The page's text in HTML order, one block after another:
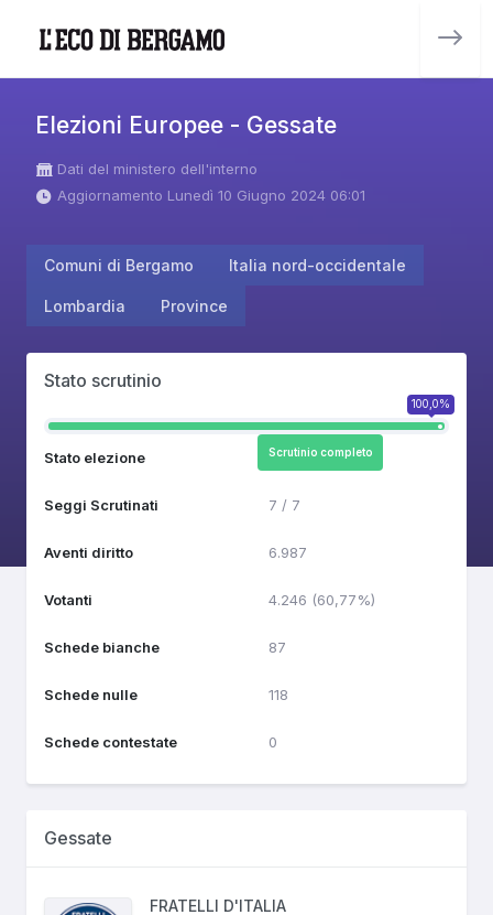
Elezioni Europee - Gessate
Dati del ministero dell'interno
Aggiornamento Lunedì 10 Giugno 2024 06:01
Comuni di Bergamo Italia nord-occidentale
Lombardia Province
Stato scrutinio
100,0%
Stato elezione Scrutinio completo
Seggi Scrutinati 7 / 7
Aventi diritto 6.987
Votanti 4.246 (60,77%)
Schede bianche 87
Schede nulle 118
Schede contestate 0
Gessate
FRATELLI D'ITALIA